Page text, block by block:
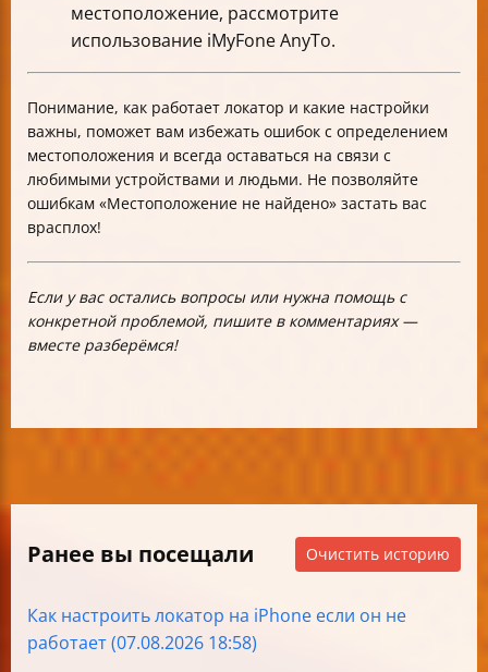
местоположение, рассмотрите
использование iMyFone AnyTo.
Понимание, как работает локатор и какие настройки
важны, поможет вам избежать ошибок с определением
местоположения и всегда оставаться на связи с
любимыми устройствами и людьми. Не позволяйте
ошибкам «Местоположение не найдено» застать вас
врасплох!
Если у вас остались вопросы или нужна помощь с
конкретной проблемой, пишите в комментариях —
вместе разберёмся!
Ранее вы посещали Очистить историю
Как настроить локатор на iPhone если он не
работает (07.08.2026 18:58)